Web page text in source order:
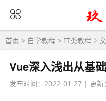
首页 > 自学教程 > IT类教程
Vue深入浅出从基
发布时间：2022-01-27| 更